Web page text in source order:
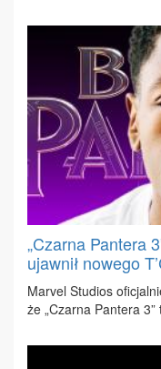
„Czarna Pantera
ujawnił nowego
Ma­rvel Stu­dios
że „Czar­na Pan­te­ra